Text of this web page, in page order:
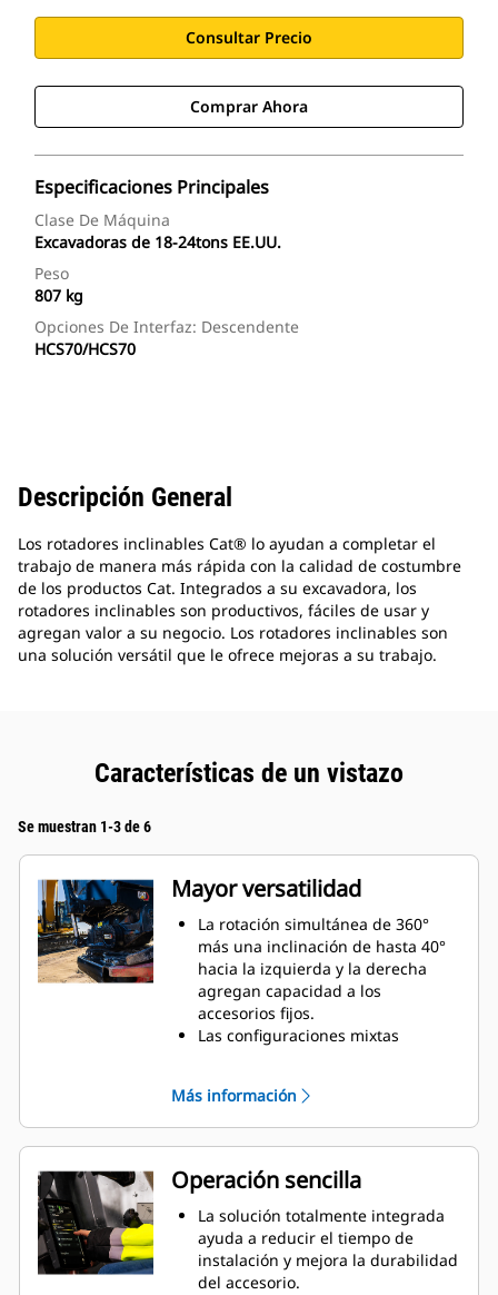
Consultar Precio
Comprar Ahora
Especificaciones Principales
Clase De Máquina
Excavadoras de 18-24tons EE.UU.
Peso
807 kg
Opciones De Interfaz: Descendente
HCS70/HCS70
Descripción General
Los rotadores inclinables Cat® lo ayudan a completar el
trabajo de manera más rápida con la calidad de costumbre
de los productos Cat. Integrados a su excavadora, los
rotadores inclinables son productivos, fáciles de usar y
agregan valor a su negocio. Los rotadores inclinables son
una solución versátil que le ofrece mejoras a su trabajo.
Características de un vistazo
Se muestran 1-3 de 6
Mayor versatilidad
La rotación simultánea de 360°
más una inclinación de hasta 40°
hacia la izquierda y la derecha
agregan capacidad a los
accesorios fijos.
Las configuraciones mixtas
hidráulicos para adaptarse a sus
necesidades.
Permite convertir un acoplador S
estándar en un acoplador S de
conexión hidráulica.
Realice una gran variedad de
tareas, como excavar, nivelar,
compactar, etc. con movimientos
más precisos sin reposicionar la
Más información
Operación sencilla
La solución totalmente integrada
ayuda a reducir el tiempo de
instalación y mejora la durabilidad
del accesorio.